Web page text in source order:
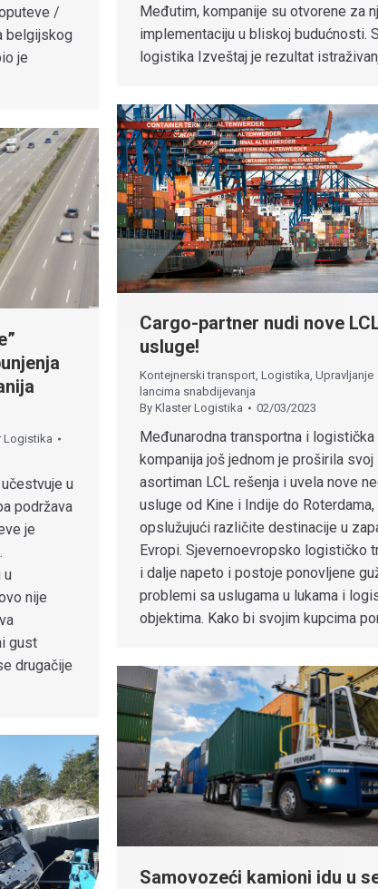
/
belgijskog
je
Međutim, kompanije su otvorene za
implementaciju u bliskoj budućnosti.
logistika Izveštaj je rezultat
Cargo-partner nudi nove
usluge!
Kontejnerski transport Logistika Upravljanje
lancima snabdijevanja
By Klaster Logistika 02/03/2023
Međunarodna transportna i logistička
kompanija još jednom je proširila svoj
asortiman LCL rešenja i uvela nove
usluge od Kine i Indije do Roterdama,
opslužujući različite destinacije u
Evropi. Sjevernoevropsko logističko
i dalje napeto i postoje ponovljene
problemi sa uslugama u lukama i
objektima. Kako bi svojim kupcima
Logistika
u
podržava
je
u
nije
gust
drugačije
Samovozeći kamioni idu u